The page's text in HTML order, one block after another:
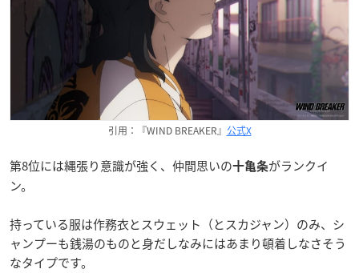
引用：『WIND BREAKER』 公式X
第8位には縄張り意識が強く、仲間思いの十亀条がランクイ
ン。
持っている服は作務衣とスウェット（とスカジャン）のみ、シ
ャンプーも銭湯のものと身だしなみにはあまり頓着しなさそう
なタイプです。